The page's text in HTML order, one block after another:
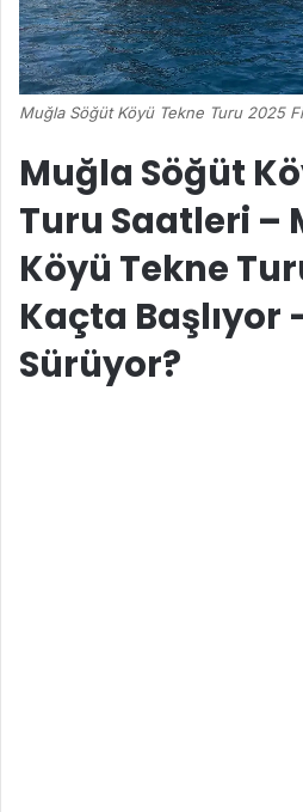
Muğla Söğüt Köyü Tekne Turu 2025
Muğla Söğüt
Turu Saatleri –
Köyü Tekne
Kaçta Başlıyor
Sürüyor?